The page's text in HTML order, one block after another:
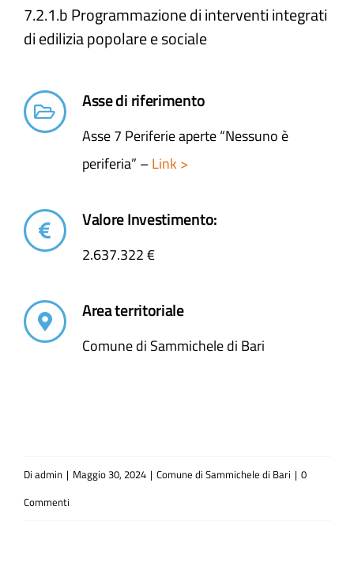
7.2.1.b Programmazione di interventi integrati
di edilizia popolare e sociale​
Asse di riferimento
Asse 7 Periferie aperte “Nessuno è
periferia” –Link >
Valore Investimento:
2.637.322 €
Area territoriale
Comune di Sammichele di Bari
Di admin | Maggio 30, 2024 | Comune di Sammichele di Bari | 0
Commenti